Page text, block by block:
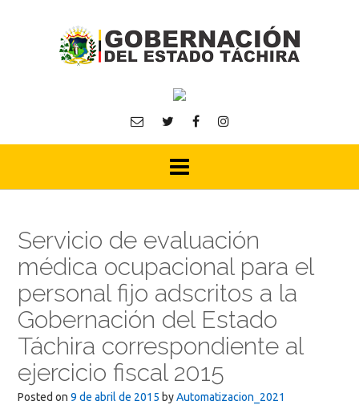
Servicio de evaluación
médica ocupacional para el
personal fijo adscritos a la
Gobernación del Estado
Táchira correspondiente al
ejercicio fiscal 2015
Posted on 9 de abril de 2015 byAutomatizacion_2021